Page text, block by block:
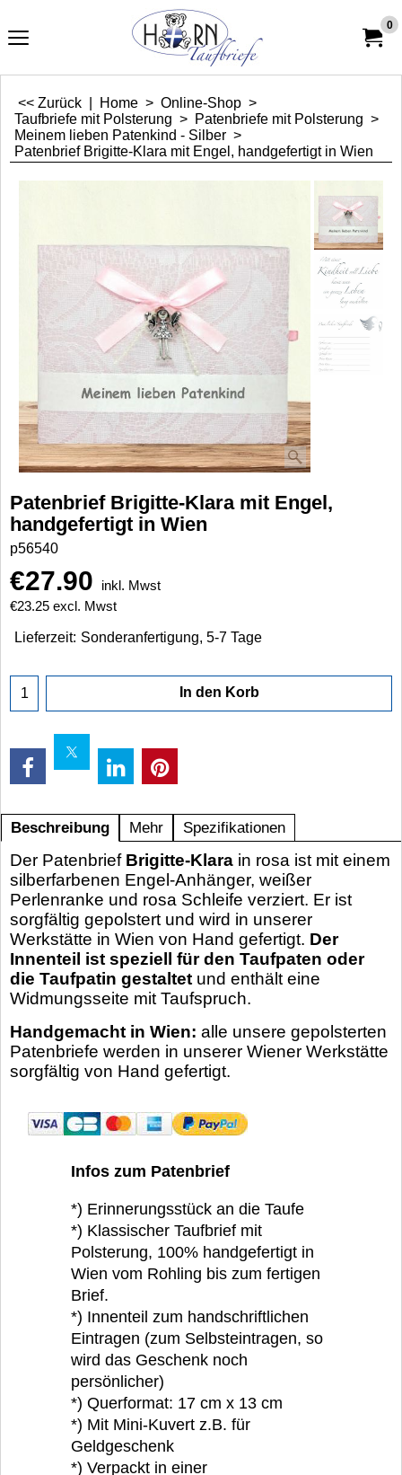
0
<< Zurück Home > Online-Shop >
Taufbriefe mit Polsterung > Patenbriefe mit Polsterung >
Meinem lieben Patenkind - Silber >
Patenbrief Brigitte-Klara mit Engel, handgefertigt in Wien
Patenbrief Brigitte-Klara mit Engel,
handgefertigt in Wien
p56540
€27.90
inkl. Mwst
€23.25 excl. Mwst
Lieferzeit: Sonderanfertigung, 5-7 Tage
In den Korb
Beschreibung Mehr Spezifikationen
Der Patenbrief Brigitte-Klara in rosa ist mit einem
silberfarbenen Engel-Anhänger, weißer
Perlenranke und rosa Schleife verziert. Er ist
sorgfältig gepolstert und wird in unserer
Werkstätte in Wien von Hand gefertigt. Der
Innenteil ist speziell für den Taufpaten oder
die Taufpatin gestaltet und enthält eine
Widmungsseite mit Taufspruch.
Handgemacht in Wien: alle unsere gepolsterten
Patenbriefe werden in unserer Wiener Werkstätte
sorgfältig von Hand gefertigt.
Infos zum Patenbrief
*) Erinnerungsstück an die Taufe
*) Klassischer Taufbrief mit
Polsterung, 100% handgefertigt in
Wien vom Rohling bis zum fertigen
Brief.
*) Innenteil zum handschriftlichen
Eintragen (zum Selbsteintragen, so
wird das Geschenk noch
persönlicher)
*) Querformat: 17 cm x 13 cm
*) Mit Mini-Kuvert z.B. für
Geldgeschenk
*) Verpackt in einer